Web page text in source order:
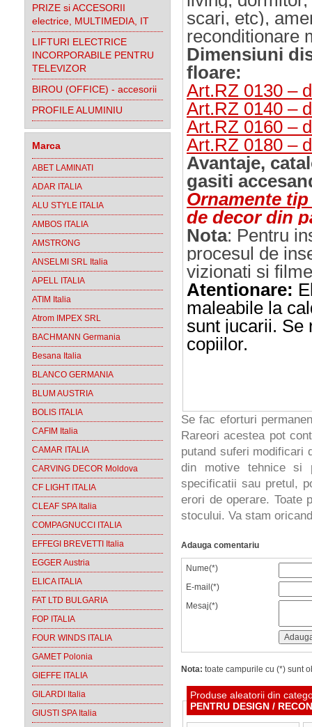
PRIZE si ACCESORII
electrice, MULTIMEDIA, IT
LIFTURI ELECTRICE
INCORPORABILE PENTRU
TELEVIZOR
BIROU (OFFICE) - accesorii
PROFILE ALUMINIU
Marca
ABET LAMINATI
ADAR ITALIA
ALU STYLE ITALIA
AMBOS ITALIA
AMSTRONG
ANSELMI SRL Italia
APELL ITALIA
ATIM Italia
Atrom IMPEX SRL
BACHMANN Germania
Besana Italia
BLANCO GERMANIA
BLUM AUSTRIA
BOLIS ITALIA
CAFIM Italia
CAMAR ITALIA
CARVING DECOR Moldova
CF LIGHT ITALIA
CLEAF SPA Italia
COMPAGNUCCI ITALIA
EFFEGI BREVETTI Italia
EGGER Austria
ELICA ITALIA
FAT LTD BULGARIA
FOP ITALIA
FOUR WINDS ITALIA
GAMET Polonia
GIEFFE ITALIA
GILARDI Italia
GIUSTI SPA Italia
scari, etc),
reconditionare
Dimensiuni
floare:
Art.RZ 0130 –
Art.RZ 0140 –
Art.RZ 0160 –
Art.RZ 0180 –
Avantaje,
gasiti
Ornamente
de decor din
Nota: Pentru
procesul de
vizionati si
Atentionare:
maleabile la
sunt jucarii. Se
copiilor.
Se fac eforturi
Rareori acestea pot
putand suferi modificari
din motive tehnice si
specificatii sau pretul,
erori de operare. Toate
stocului. Va stam
Adauga comentariu
Nume(*)
E-mail(*)
Mesaj(*)
Nota: toate campurile cu (*) sunt
Produse aleatorii din
PENTRU DESIGN /